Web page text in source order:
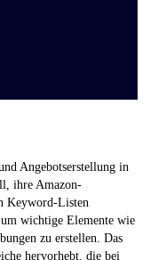
Angebotserstellung in
ihre Amazon-
Keyword-Listen
wichtige Elemente wie
zu erstellen. Das
hervorhebt, die bei